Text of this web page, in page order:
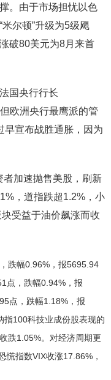
。由于市场担忧以色
尔顿”升级为5级飓
破80美元为8月来首
国央行行长
欧洲央行最鹰派的管
早宣布战胜通胀，因为
者加速抛售美股，刷新
，道指跌超1.2%，小
受益于油价飙涨而收
跌幅0.96%，报5695.94
点，跌幅0.94%，报
点，跌幅1.18%，报
100科技业成份股表现的
跌1.05%。对经济周期更
慌指数VIX收涨17.86%，